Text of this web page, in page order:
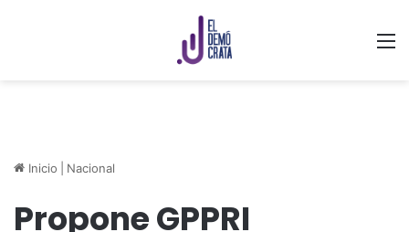
Inicio Nacional
Propone GPPRI